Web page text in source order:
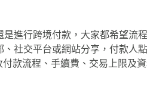
進行跨境付款，大家都希望流
社交平台或網站分享，付款人
款流程、手續費、交易上限及